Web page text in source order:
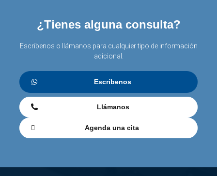
¿Tienes alguna consulta?
Escríbenos o llámanos para cualquier tipo de información
adicional.
Escríbenos
Llámanos
Agenda una cita